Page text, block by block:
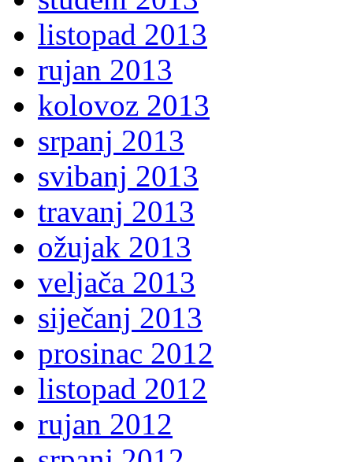
listopad 2013
rujan 2013
kolovoz 2013
srpanj 2013
svibanj 2013
travanj 2013
ožujak 2013
veljača 2013
siječanj 2013
prosinac 2012
listopad 2012
rujan 2012